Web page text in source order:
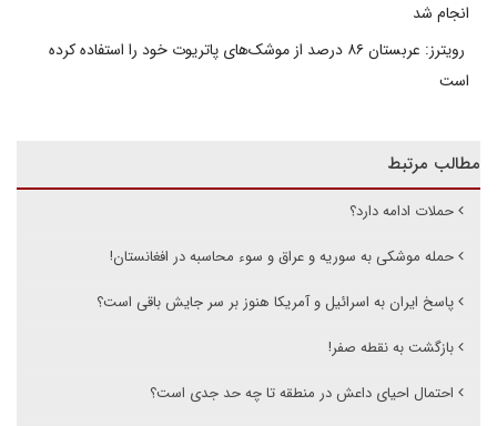
انجام شد
رویترز: عربستان ۸۶ درصد از موشک‌های پاتریوت خود را استفاده کرده
است
مطالب مرتبط
حملات ادامه دارد؟
حمله موشکی به سوریه و عراق و سوء محاسبه در افغانستان!
پاسخ ایران به اسرائیل و آمریکا هنوز بر سر جایش باقی است؟
بازگشت به نقطه صفر!
احتمال احیای داعش در منطقه تا چه حد جدی است؟